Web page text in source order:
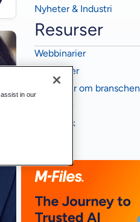
Nyheter & Industri
Resurser
Webbinarier
Fallstudier
Rapporter om branschen
Infografik
in our